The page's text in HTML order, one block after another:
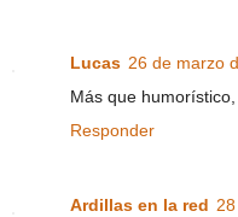
Lucas 26 de marzo
Más que humorístico,
Responder
Ardillas en la red